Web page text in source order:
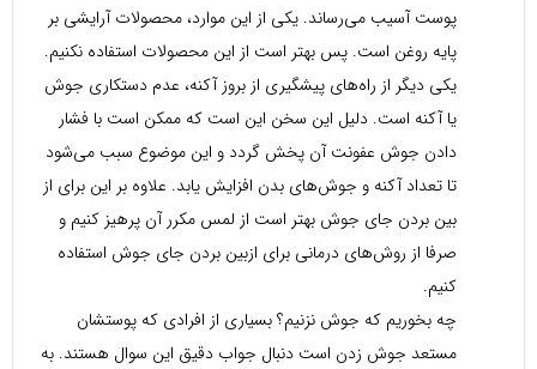
پوست آسیب می‌رساند. یکی از این موارد، محصولات آرایشی بر
پایه روغن است. پس بهتر است از این محصولات استفاده نکنیم.
یکی دیگر از راه‌های پیشگیری از بروز آکنه، عدم دستکاری جوش
یا آکنه است. دلیل این سخن این است که ممکن است با فشار
دادن جوش عفونت آن پخش گردد و این موضوع سبب می‌شود
تا تعداد آکنه و جوش‌های بدن افزایش یابد. علاوه بر این برای از
بین بردن جای جوش بهتر است از لمس مکرر آن پرهیز کنیم و
صرفا از روش‌های درمانی برای ازبین بردن جای جوش استفاده
کنیم.
چه بخوریم که جوش نزنیم؟ بسیاری از افرادی که پوستشان
مستعد جوش زدن است دنبال جواب دقیق این سوال هستند. به